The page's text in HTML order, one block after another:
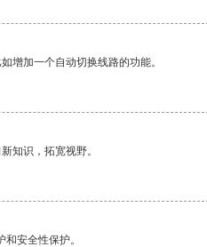
增加一个自动切换线路的功能。
知识，拓宽视野。
安全性保护。